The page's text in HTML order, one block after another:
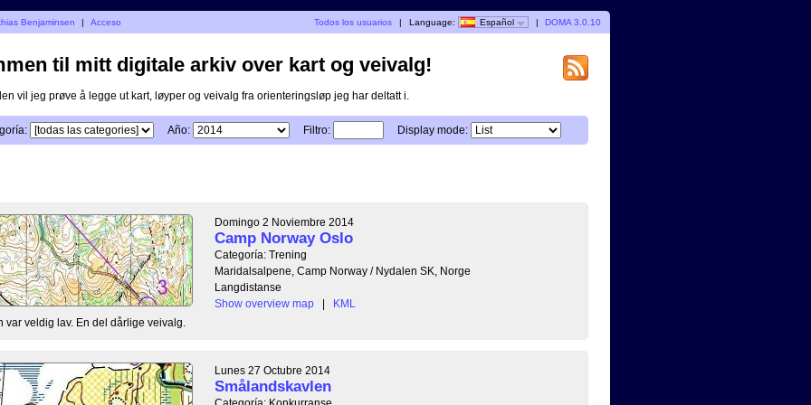
Benjaminsen | Acceso Todos los usuarios | Language: Español | DOMA 3.0.10
til mitt digitale arkiv over kart og veivalg!
vil jeg prøve å legge ut kart, løyper og veivalg fra orienteringsløp jeg har deltatt i.
Año: Filtro: Display mode:
Domingo 2 Noviembre 2014
Camp Norway Oslo
Categoría: Trening
Maridalsalpene, Camp Norway / Nydalen SK, Norge
Langdistanse
Show overview map
|
KML
veldig lav. En del dårlige veivalg.
Lunes 27 Octubre 2014
Smålandskavlen